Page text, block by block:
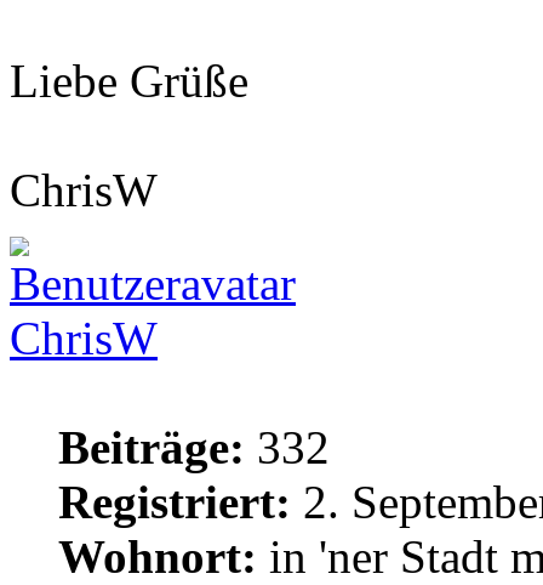
Liebe Grüße
ChrisW
ChrisW
Beiträge: 332
Registriert: 2.
Wohnort: in 'ner Stadt